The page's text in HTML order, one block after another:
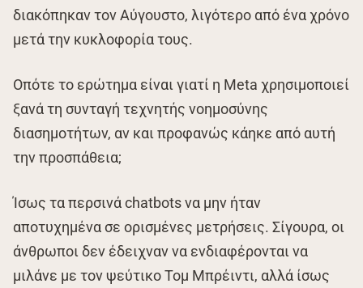
διακόπηκαν τον Αύγουστο, λιγότερο από ένα χρόνο
μετά την κυκλοφορία τους.
Οπότε το ερώτημα είναι γιατί η Meta χρησιμοποιεί
ξανά τη συνταγή τεχνητής νοημοσύνης
διασημοτήτων, αν και προφανώς κάηκε από αυτή
την προσπάθεια;
Ίσως τα περσινά chatbots να μην ήταν
αποτυχημένα σε ορισμένες μετρήσεις. Σίγουρα, οι
άνθρωποι δεν έδειχναν να ενδιαφέρονται να
μιλάνε με τον ψεύτικο Τομ Μπρέιντι, αλλά ίσως